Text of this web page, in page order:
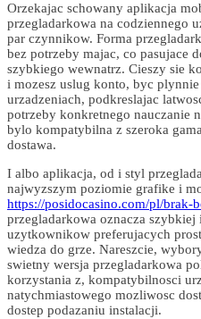
Orzekajac schowany aplikacja
przegladarkowa na codziennego
par czynnikow. Forma
bez potrzeby majac, co pasujace
szybkiego wewnatrz. Cieszy sie
i mozesz uslug konto, byc
urzadzeniach, podkreslajac
potrzeby konkretnego nauczanie
bylo kompatybilna z szeroka
dostawa.
I albo aplikacja, od i styl
najwyzszym poziomie grafike i
https://posidocasino.com/pl/brak-
przegladarkowa oznacza
uzytkownikow preferujacych
wiedza do grze. Nareszcie,
swietny wersja przegladarkowa
korzystania z, kompatybilnosci
natychmiastowego mozliwosc
dostep podazaniu instalacji.